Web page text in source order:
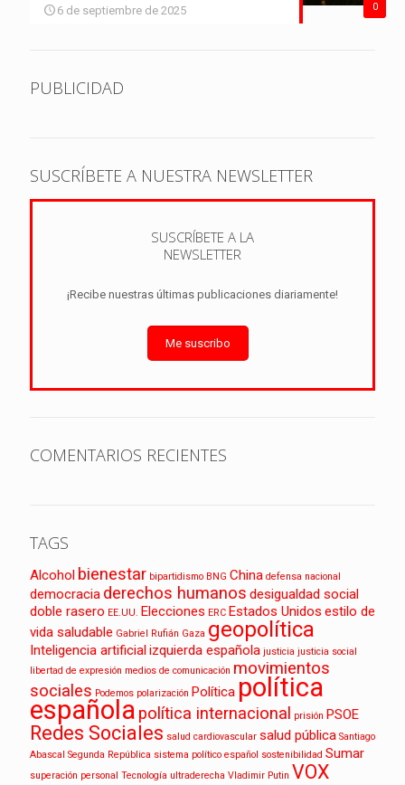
0
6 de septiembre de 2025
PUBLICIDAD
SUSCRÍBETE A NUESTRA NEWSLETTER
SUSCRÍBETE A LA
NEWSLETTER
¡Recibe nuestras últimas publicaciones diariamente!
Me suscribo
COMENTARIOS RECIENTES
TAGS
Alcohol bienestar bipartidismo BNG China defensa nacional
democracia derechos humanos desigualdad social
doble rasero EE.UU. Elecciones ERC Estados Unidos estilo de
vida saludable Gabriel Rufián Gaza geopolítica
Inteligencia artificializquierda española justicia justicia social
libertad de expresión medios de comunicación movimientos
sociales Podemos polarización Política política
española política internacional prisión PSOE
Redes Sociales salud cardiovascular salud pública Santiago
Abascal Segunda República sistema político español sostenibilidad Sumar
superación personal Tecnología ultraderecha Vladimir Putin VOX